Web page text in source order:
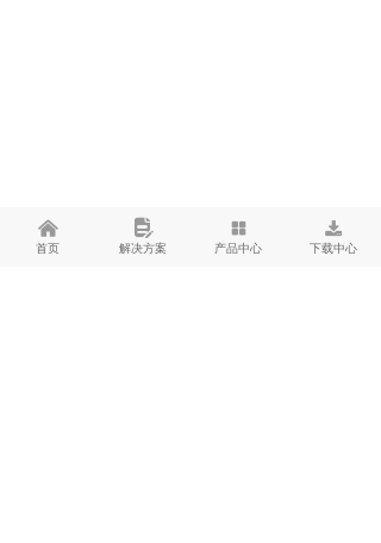
낀
首页
넖
解决方案
넒
产品中心
끂
下载中心